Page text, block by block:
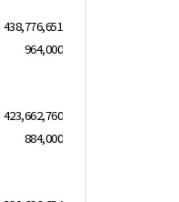
438,776,651
964,000
423,662,760
884,000